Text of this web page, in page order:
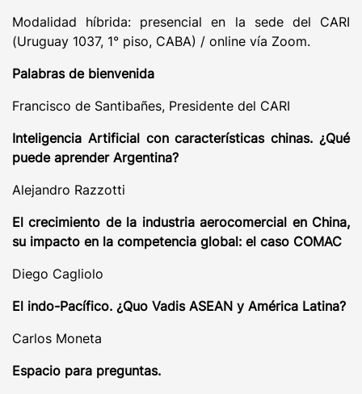
Modalidad híbrida: presencial en la sede del CARI
(Uruguay 1037, 1° piso, CABA) / online vía Zoom.
Palabras de bienvenida
Francisco de Santibañes, Presidente del CARI
Inteligencia Artificial con características chinas. ¿Qué
puede aprender Argentina?
Alejandro Razzotti
El crecimiento de la industria aerocomercial en China,
su impacto en la competencia global: el caso COMAC
Diego Cagliolo
El indo-Pacífico. ¿Quo Vadis ASEAN y América Latina?
Carlos Moneta
Espacio para preguntas.